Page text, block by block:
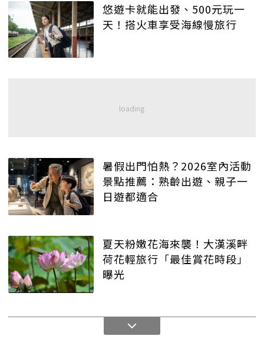
悠遊卡就能出發、500元玩一
天！搭火車享受海線慢旅行
暑假出門怕熱？2026室內活動
景點推薦：熟齡出遊、親子一
日遊都適合
夏天粉嫩花海來襲！大漢溪畔
荷花輕旅行「最佳賞花時段」
曝光